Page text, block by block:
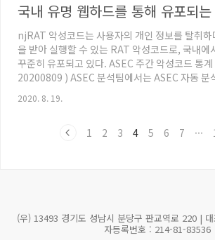
며, 랜섬웨어가 3.8%, 다운로더 악성코드가
다. Top 1 - AgentTesla AgentTesla는 24.0%
주와 같이 1위를 차지하였다. AgentTesla는 ..
njRAT 악성코드는 사용자의 개인 정보를 탈취하
을 받아 실행할 수 있는 RAT 악성코드로, 국내에
꾸준히 유포되고 있다. ASEC 주간 악성코드 통
20200809 ) ASEC 분석팀에서는 ASEC 자동 분
다. 여기에서는 2020년 8월 3일 월요일부터 2020
결과 njRAT은 주로 웹하드나 토렌트 등 자료 공
2020. 8. 19.
1 2 3 4 5 6 7 ···
(우) 13493 경기도 성남시 분당구 판교역로 220 |
자등록번호 : 214-81-83536